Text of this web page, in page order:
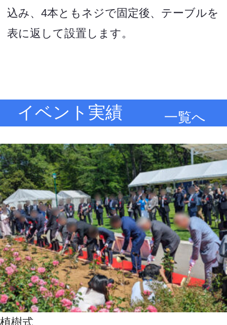
込み、4本ともネジで固定後、テーブルを
表に返して設置します。
イベント実績 一覧へ
植樹式